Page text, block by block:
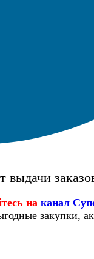
выдачи
на канал
закупки,